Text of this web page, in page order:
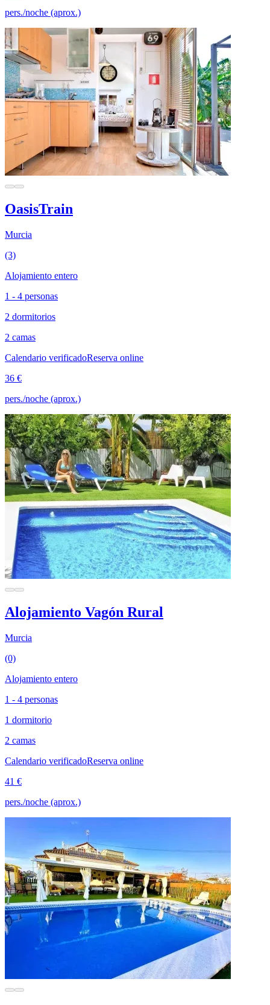
pers./noche (aprox.)
OasisTrain
Murcia
(3)
Alojamiento entero
1 - 4 personas
2 dormitorios
2 camas
Calendario verificadoReserva online
36 €
pers./noche (aprox.)
Alojamiento Vagón Rural
Murcia
(0)
Alojamiento entero
1 - 4 personas
1 dormitorio
2 camas
Calendario verificadoReserva online
41 €
pers./noche (aprox.)